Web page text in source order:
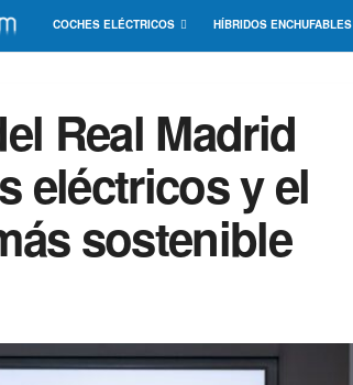
COCHES ELÉCTRICOS HÍBRIDOS ENCHUFABLES
Real Madrid
eléctricos y el
sostenible